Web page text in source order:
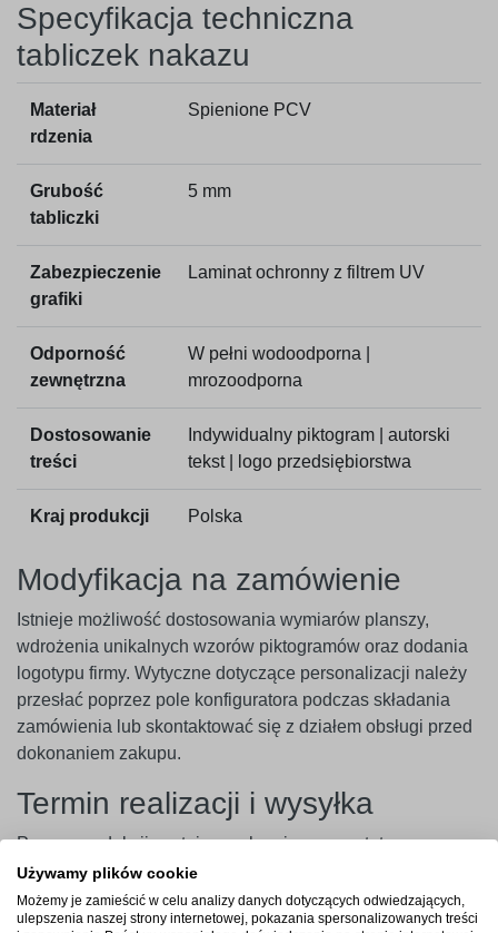
Specyfikacja techniczna
tabliczek nakazu
Materiał
rdzenia
Spienione PCV
Grubość
tabliczki
5 mm
Zabezpieczenie
grafiki
Laminat ochronny z filtrem UV
Odporność
zewnętrzna
W pełni wodoodporna |
mrozoodporna
Dostosowanie
treści
Indywidualny piktogram | autorski
tekst | logo przedsiębiorstwa
Kraj produkcji Polska
Modyfikacja na zamówienie
Istnieje możliwość dostosowania wymiarów planszy,
wdrożenia unikalnych wzorów piktogramów oraz dodania
logotypu firmy. Wytyczne dotyczące personalizacji należy
przesłać poprzez pole konfiguratora podczas składania
zamówienia lub skontaktować się z działem obsługi przed
dokonaniem zakupu.
Termin realizacji i wysyłka
Proces produkcji zostaje uruchomiony po ostatecznym
zatwierdzeniu projektu graficznego i zaksięgowaniu
płatności. Czas realizacji zamówienia seryjnego lub
indywidualnego wynosi od 3 do 4 dni roboczych, a
Używamy plików cookie
Możemy je zamieścić w celu analizy danych dotyczących odwiedzających,
ulepszenia naszej strony internetowej, pokazania spersonalizowanych treści